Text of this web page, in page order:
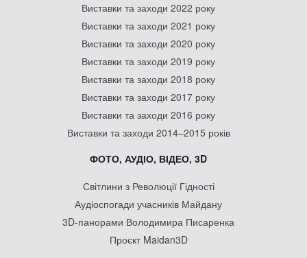
Виставки та заходи 2022 року
Виставки та заходи 2021 року
Виставки та заходи 2020 року
Виставки та заходи 2019 року
Виставки та заходи 2018 року
Виставки та заходи 2017 року
Виставки та заходи 2016 року
Виставки та заходи 2014–2015 років
ФОТО, АУДІО, ВІДЕО, 3D
Світлини з Революції Гідності
Аудіоспогади учасників Майдану
3D-панорами Володимира Писаренка
Проєкт Maidan3D